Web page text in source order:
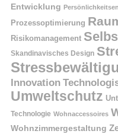
Entwicklung
Prozessoptimierung
Risikomanagement
Skandinavisches Design
Innovation
Umweltschutz
Technologie Wohnaccessoires
Wohnzimmergestaltung